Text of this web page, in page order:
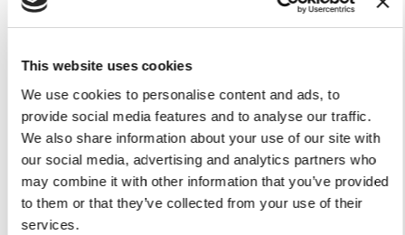
This website uses cookies
We use cookies to personalise content and ads, to
provide social media features and to analyse our traffic.
We also share information about your use of our site with
our social media, advertising and analytics partners who
may combine it with other information that you’ve provided
to them or that they’ve collected from your use of their
services.
Aggiungi al Carrello
Aggiungi al Carrello
Hai visualizzato tutti i prodotti della categoria